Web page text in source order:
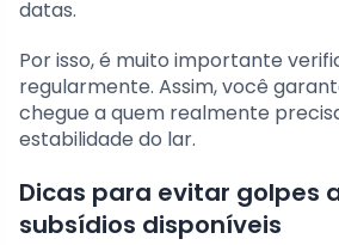
datas.
Por isso, é muito importante
regularmente. Assim, você
chegue a quem realmente
estabilidade do lar.
Dicas para evitar golpes
subsídios disponíveis